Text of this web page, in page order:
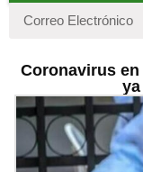
Coronavirus